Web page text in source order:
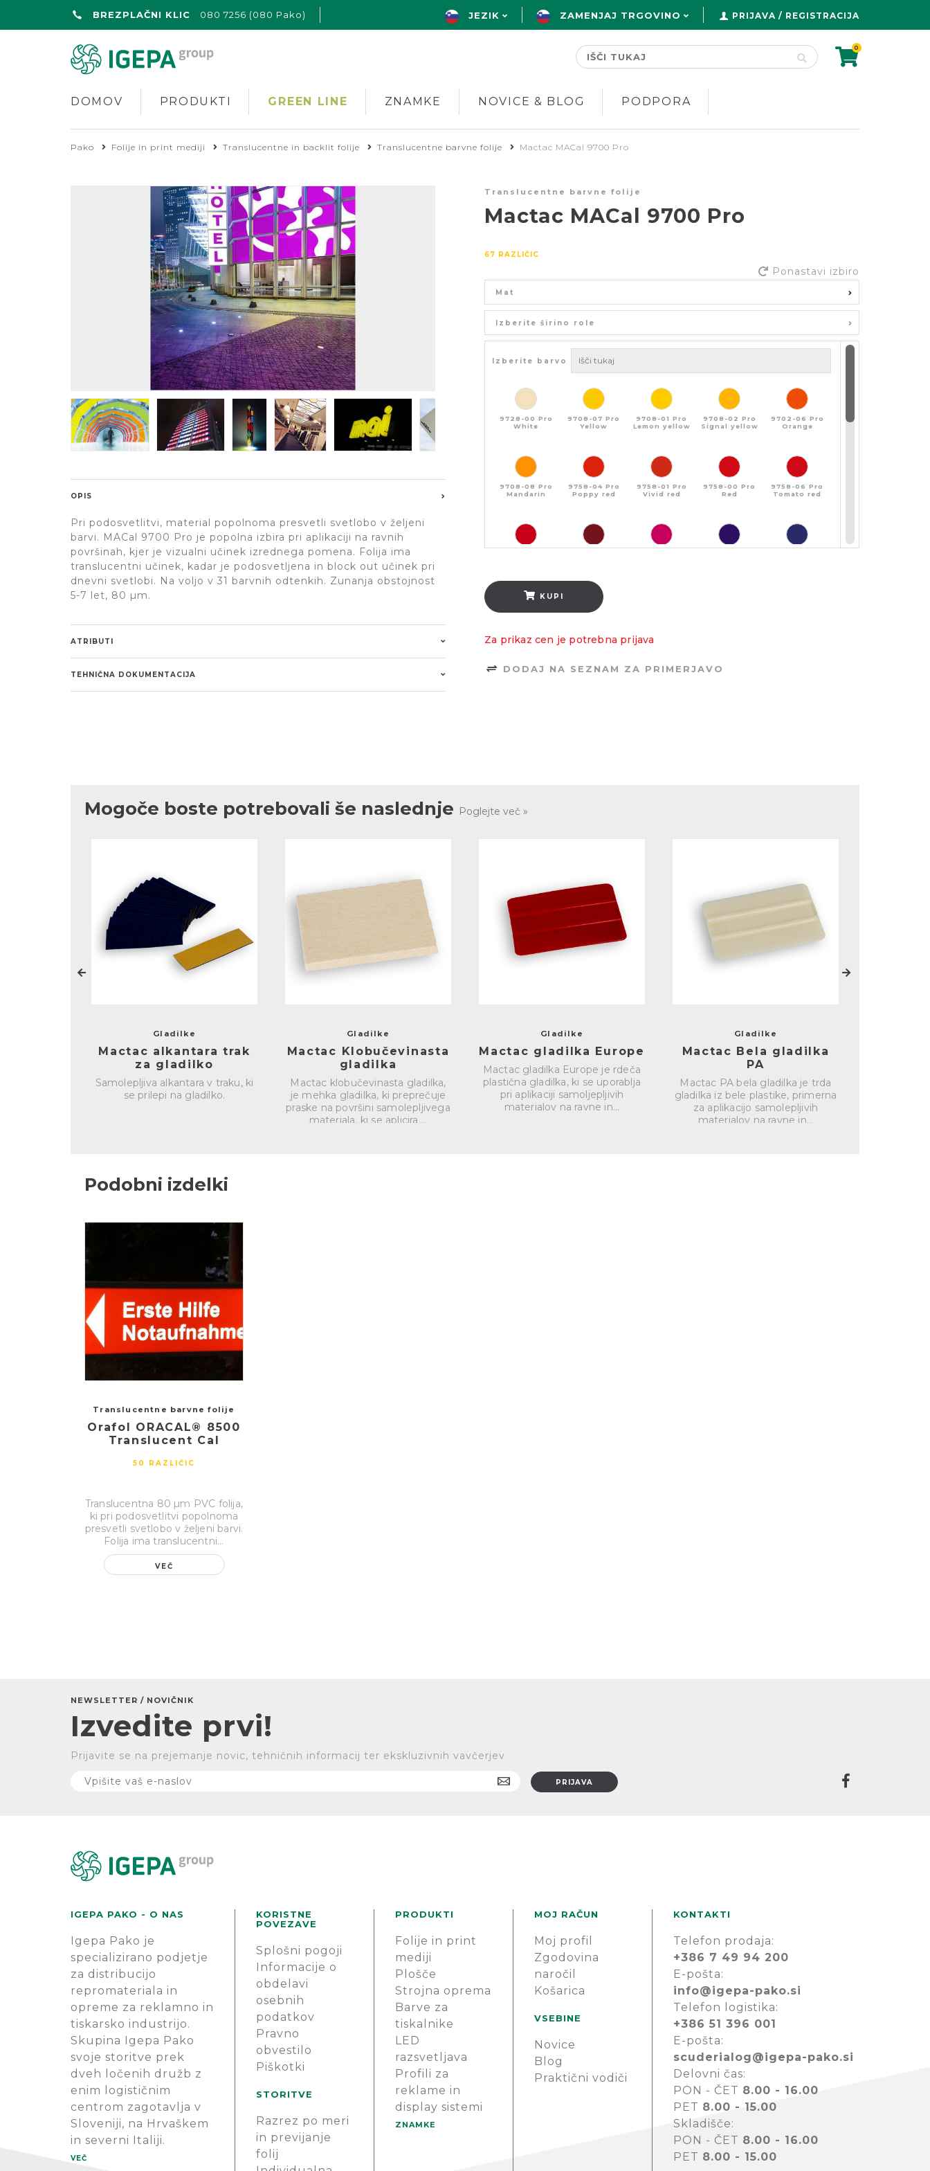
BREZPLAČNI KLIC 080 7256 (080 Pako) JEZIK ZAMENJAJ TRGOVINO
0
PRIJAVA / REGISTRACIJA
DOMOV PRODUKTI GREEN LINE ZNAMKE NOVICE & BLOG PODPORA
Pako Folije in print mediji Translucentne in backlit folije Translucentne barvne folije Mactac MACal 9700 Pro
Translucentne barvne folije
Mactac MACal 9700 Pro
67 RAZLIČIC
Ponastavi izbiro
Mat
Izberite širino role
Izberite barvo
9728-00 Pro
White
9708-07 Pro
Yellow
9708-01 Pro
Lemon yellow
9708-02 Pro
Signal yellow
9702-06 Pro
Orange
9708-08 Pro
Mandarin
9758-04 Pro
Poppy red
9758-01 Pro
Vivid red
9758-00 Pro
Red
9758-06 Pro
Tomato red
KUPI
Za prikaz cen je potrebna prijava
DODAJ NA SEZNAM ZA PRIMERJAVO
OPIS
Pri podosvetlitvi, material popolnoma presvetli svetlobo v željeni
barvi. MACal 9700 Pro je popolna izbira pri aplikaciji na ravnih
površinah, kjer je vizualni učinek izrednega pomena. Folija ima
translucentni učinek, kadar je podosvetljena in block out učinek pri
dnevni svetlobi. Na voljo v 31 barvnih odtenkih. Zunanja obstojnost
5-7 let, 80 µm.
ATRIBUTI
TEHNIČNA DOKUMENTACIJA
Mogoče boste potrebovali še naslednje Poglejte več »
Gladilke
Mactac alkantara trak
za gladilko
Samolepljiva alkantara v traku, ki
se prilepi na gladilko.
Gladilke
Mactac Klobučevinasta
gladilka
Mactac klobučevinasta gladilka,
je mehka gladilka, ki preprečuje
praske na površini samolepljivega
materiala, ki se aplicira....
Gladilke
Mactac gladilka Europe
Mactac gladilka Europe je rdeča
plastična gladilka, ki se uporablja
pri aplikaciji samoljepljivih
materialov na ravne in...
Gladilke
Mactac Bela gladilka
PA
Mactac PA bela gladilka je trda
gladilka iz bele plastike, primerna
za aplikacijo samolepljivih
materialov na ravne in...
Podobni izdelki
Translucentne barvne folije
Orafol ORACAL® 8500
Translucent Cal
50 RAZLIČIC
Translucentna 80 µm PVC folija,
ki pri podosvetlitvi popolnoma
presvetli svetlobo v željeni barvi.
Folija ima translucentni...
VEČ
NEWSLETTER / NOVIČNIK
Izvedite prvi!
Prijavite se na prejemanje novic, tehničnih informacij ter ekskluzivnih vavčerjev
IGEPA PAKO - O NAS
Igepa Pako je
specializirano podjetje
za distribucijo
repromateriala in
opreme za reklamno in
tiskarsko industrijo.
Skupina Igepa Pako
svoje storitve prek
dveh ločenih družb z
enim logističnim
centrom zagotavlja v
Sloveniji, na Hrvaškem
in severni Italiji.
VEČ
KORISTNE
POVEZAVE
Splošni pogoji
Informacije o
obdelavi
osebnih
podatkov
Pravno
obvestilo
Piškotki
STORITVE
Razrez po meri
in previjanje
folij
PRODUKTI
Folije in print
mediji
Plošče
Strojna oprema
Barve za
tiskalnike
LED
razsvetljava
Profili za
reklame in
display sistemi
ZNAMKE
MOJ RAČUN
Moj profil
Zgodovina
naročil
Košarica
VSEBINE
Novice
Blog
Praktični vodiči
KONTAKTI
Telefon prodaja:
+386 7 49 94 200
E-pošta:
info@igepa-pako.si
Telefon logistika:
+386 51 396 001
E-pošta:
scuderialog@igepa-pako.si
Delovni čas:
PON - ČET 8.00 - 16.00
PET 8.00 - 15.00
Skladišče:
PON - ČET 8.00 - 16.00
PET 8.00 - 15.00